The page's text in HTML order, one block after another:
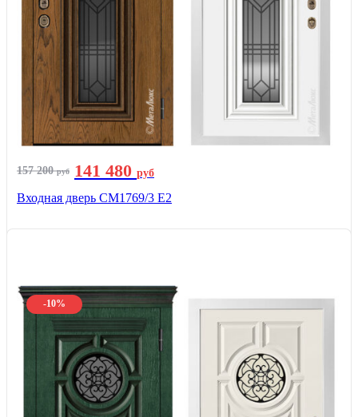
157 200руб 141 480 руб
Входная дверь СМ1769/3 Е2
-10%